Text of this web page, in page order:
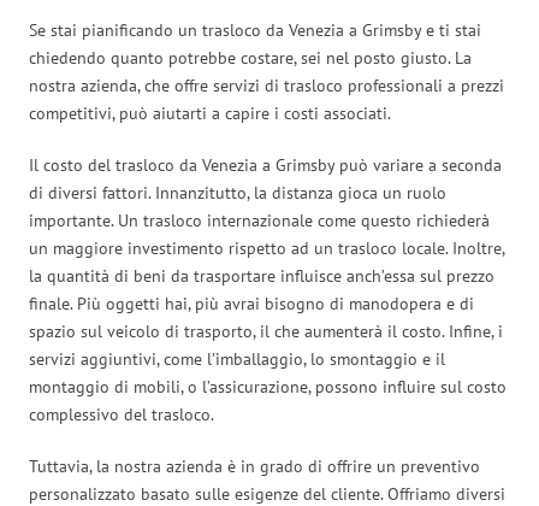
Se stai pianificando un trasloco da Venezia a Grimsby e ti stai
chiedendo quanto potrebbe costare, sei nel posto giusto. La
nostra azienda, che offre servizi di trasloco professionali a prezzi
competitivi, può aiutarti a capire i costi associati.
Il costo del trasloco da Venezia a Grimsby può variare a seconda
di diversi fattori. Innanzitutto, la distanza gioca un ruolo
importante. Un trasloco internazionale come questo richiederà
un maggiore investimento rispetto ad un trasloco locale. Inoltre,
la quantità di beni da trasportare influisce anch’essa sul prezzo
finale. Più oggetti hai, più avrai bisogno di manodopera e di
spazio sul veicolo di trasporto, il che aumenterà il costo. Infine, i
servizi aggiuntivi, come l’imballaggio, lo smontaggio e il
montaggio di mobili, o l’assicurazione, possono influire sul costo
complessivo del trasloco.
Tuttavia, la nostra azienda è in grado di offrire un preventivo
personalizzato basato sulle esigenze del cliente. Offriamo diversi